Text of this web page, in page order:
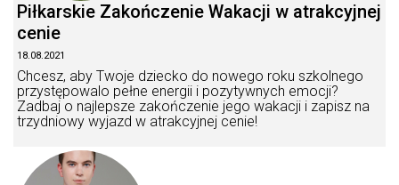
Piłkarskie Zakończenie Wakacji w atrakcyjnej
cenie
18.08.2021
Chcesz, aby Twoje dziecko do nowego roku szkolnego
przystępowalo pełne energii i pozytywnych emocji?
Zadbaj o najlepsze zakończenie jego wakacji i zapisz na
trzydniowy wyjazd w atrakcyjnej cenie!